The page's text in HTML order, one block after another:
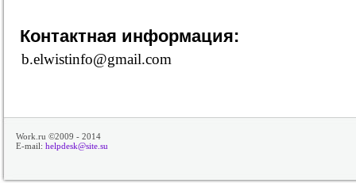
Контактная информация:
b.elwistinfo@gmail.com
Work.ru ©2009 - 2014
E-mail: helpdesk@site.su